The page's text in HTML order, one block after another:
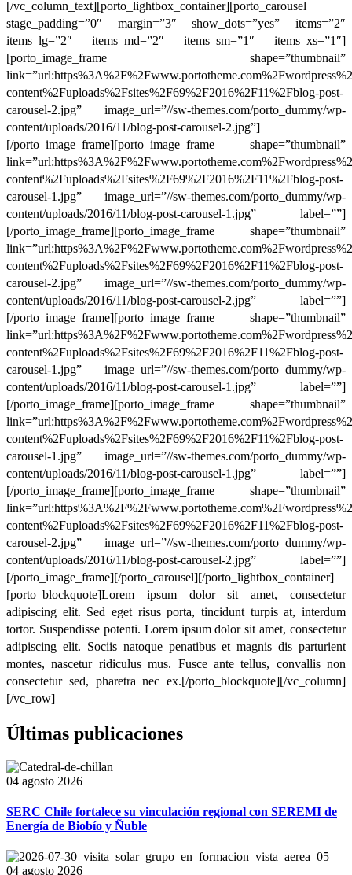
[/vc_column_text][porto_lightbox_container][porto_carousel
stage_padding=”0″ margin=”3″ show_dots=”yes” items=”2″
items_lg=”2″ items_md=”2″ items_sm=”1″ items_xs=”1″]
[porto_image_frame shape=”thumbnail”
content%2Fuploads%2Fsites%2F69%2F2016%2F11%2Fblog-post-
carousel-2.jpg” image_url=”//sw-themes.com/porto_dummy/wp-
content/uploads/2016/11/blog-post-carousel-2.jpg”]
[/porto_image_frame][porto_image_frame shape=”thumbnail”
content%2Fuploads%2Fsites%2F69%2F2016%2F11%2Fblog-post-
carousel-1.jpg” image_url=”//sw-themes.com/porto_dummy/wp-
content/uploads/2016/11/blog-post-carousel-1.jpg” label=””]
[/porto_image_frame][porto_image_frame shape=”thumbnail”
content%2Fuploads%2Fsites%2F69%2F2016%2F11%2Fblog-post-
carousel-2.jpg” image_url=”//sw-themes.com/porto_dummy/wp-
content/uploads/2016/11/blog-post-carousel-2.jpg” label=””]
[/porto_image_frame][porto_image_frame shape=”thumbnail”
content%2Fuploads%2Fsites%2F69%2F2016%2F11%2Fblog-post-
carousel-1.jpg” image_url=”//sw-themes.com/porto_dummy/wp-
content/uploads/2016/11/blog-post-carousel-1.jpg” label=””]
[/porto_image_frame][porto_image_frame shape=”thumbnail”
content%2Fuploads%2Fsites%2F69%2F2016%2F11%2Fblog-post-
carousel-1.jpg” image_url=”//sw-themes.com/porto_dummy/wp-
content/uploads/2016/11/blog-post-carousel-1.jpg” label=””]
[/porto_image_frame][porto_image_frame shape=”thumbnail”
content%2Fuploads%2Fsites%2F69%2F2016%2F11%2Fblog-post-
carousel-2.jpg” image_url=”//sw-themes.com/porto_dummy/wp-
content/uploads/2016/11/blog-post-carousel-2.jpg” label=””]
[/porto_image_frame][/porto_carousel][/porto_lightbox_container]
[porto_blockquote]Lorem ipsum dolor sit amet, consectetur
adipiscing elit. Sed eget risus porta, tincidunt turpis at, interdum
tortor. Suspendisse potenti. Lorem ipsum dolor sit amet, consectetur
adipiscing elit. Sociis natoque penatibus et magnis dis parturient
montes, nascetur ridiculus mus. Fusce ante tellus, convallis non
consectetur sed, pharetra nec ex.[/porto_blockquote][/vc_column]
[/vc_row]
Últimas publicaciones
04 agosto 2026
SERC Chile fortalece su vinculación regional con SEREMI de
Energía de Biobío y Ñuble
04 agosto 2026